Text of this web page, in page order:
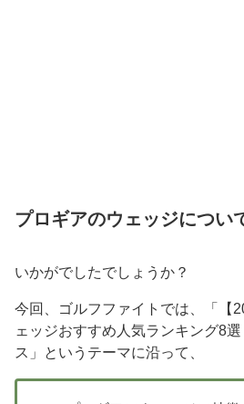
プロギアのウェッジについ
いかがでしたでしょうか？
今回、ゴルフファイトでは、「【
ェッジおすすめ人気ランキング8
ス」というテーマに沿って、